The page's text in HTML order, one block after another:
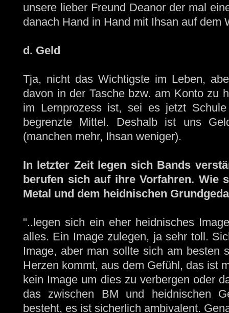
unsere lieber Freund Deanor der mal
danach Hand in Hand mit Ihsan auf dem
d. Geld
Tja, nicht das Wichtigste im Leben,
davon in der Tasche bzw. am Konto zu
im Lernprozess ist, sei es jetzt
begrenzte Mittel. Deshalb ist uns
(manchen mehr, Ihsan weniger).
In letzter Zeit legen sich Bands
berufen sich auf ihre Vorfahren. Wie
Metal und dem heidnischen
"..legen sich ein eher heidnisches
alles. Ein Image zulegen, ja sehr toll.
Image, aber man sollte sich am
Herzen kommt, aus dem Gefühl, das ist
kein Image um dies zu verbergen oder
das zwischen BM und heidnischen
besteht, es ist sicherlich ambivalent.